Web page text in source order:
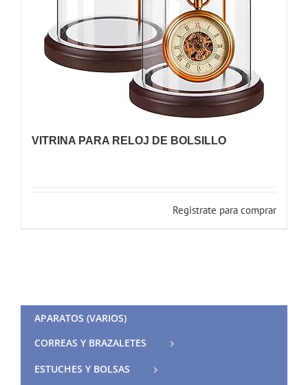
VITRINA PARA RELOJ DE BOLSILLO
Registrate para comprar
APARATOS (VARIOS)
CORREAS Y BRAZALETES
ESTUCHES Y BOLSAS